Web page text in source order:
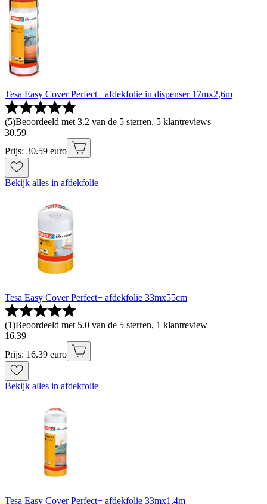
Tesa Easy Cover Perfect+ afdekfolie in dispenser 17mx2,6m
(5)Beoordeeld met 3.2 van de 5 sterren, 5 klantreviews
30.59
Prijs: 30.59 euro
Bekijk alles in afdekfolie
Tesa Easy Cover Perfect+ afdekfolie 33mx55cm
(1)Beoordeeld met 5.0 van de 5 sterren, 1 klantreview
16.39
Prijs: 16.39 euro
Bekijk alles in afdekfolie
Tesa Easy Cover Perfect+ afdekfolie 33mx1,4m